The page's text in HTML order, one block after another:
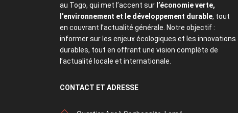
au Togo, qui met l’accent sur l’économie verte,
l’environnement et le développement durable, tout
en couvrant l’actualité générale. Notre objectif :
informer sur les enjeux écologiques et les innovations
durables, tout en offrant une vision complète de
l’actualité locale et internationale.
CONTACT ET ADRESSE